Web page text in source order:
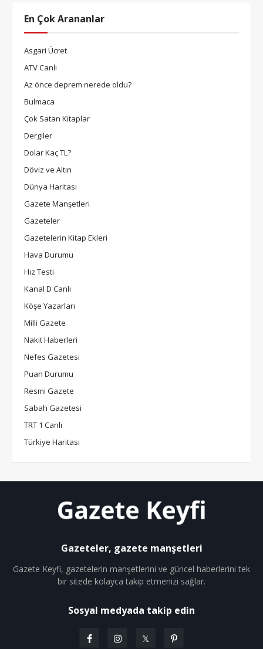
En Çok Arananlar
Asgari Ücret
ATV Canlı
Az önce deprem nerede oldu?
Bulmaca
Çok Satan Kitaplar
Dergiler
Dolar Kaç TL?
Döviz ve Altın
Dünya Haritası
Gazete Manşetleri
Gazeteler
Gazetelerin Kitap Ekleri
Hava Durumu
Hız Testi
Kanal D Canlı
Köşe Yazarları
Milli Gazete
Nakit Haberleri
Nefes Gazetesi
Puan Durumu
Resmi Gazete
Sabah Gazetesi
TRT 1 Canlı
Türkiye Haritası
Gazeteler, gazete manşetleri
Gazete Keyfi, gazetelerin manşetlerini ve güncel haberlerini tek
bir sitede kolayca takip etmenizi sağlar.
Sosyal medyada takip edin